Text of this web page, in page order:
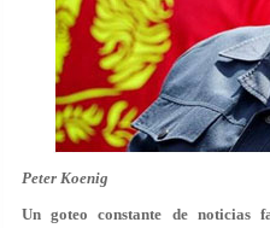
Peter Koenig
Un goteo constante de noticias